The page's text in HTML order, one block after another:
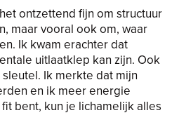
ontzettend fijn om structuur
maar vooral ook om, waar
Ik kwam erachter dat
uitlaatklep kan zijn. Ook
Ik merkte dat mijn
en ik meer energie
bent, kun je lichamelijk alles